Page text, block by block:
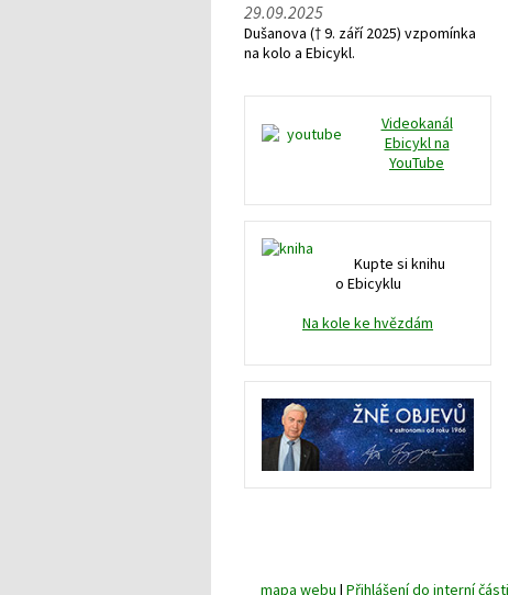
29.09.2025
Dušanova († 9. září 2025) vzpomínka
na kolo a Ebicykl.
Videokanál
Ebicykl na
YouTube
Kupte si knihu
o Ebicyklu
Na kole ke hvězdám
mapa webu | Přihlášení do interní části